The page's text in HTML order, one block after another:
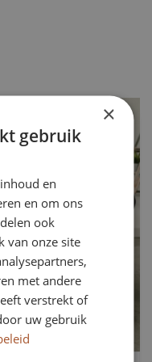
×
gebruik
en
en om ons
ook
van onze site
met andere
verstrekt of
uw gebruik